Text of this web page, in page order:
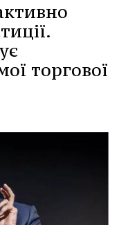
торгової